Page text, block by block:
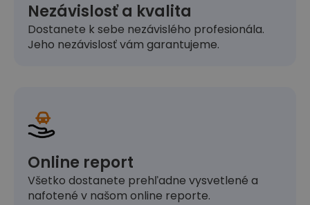
Nezávislosť a kvalita
Dostanete k sebe nezávislého profesionála.
Jeho nezávislosť vám garantujeme.
Online report
Všetko dostanete prehľadne vysvetlené a
nafotené v našom online reporte.